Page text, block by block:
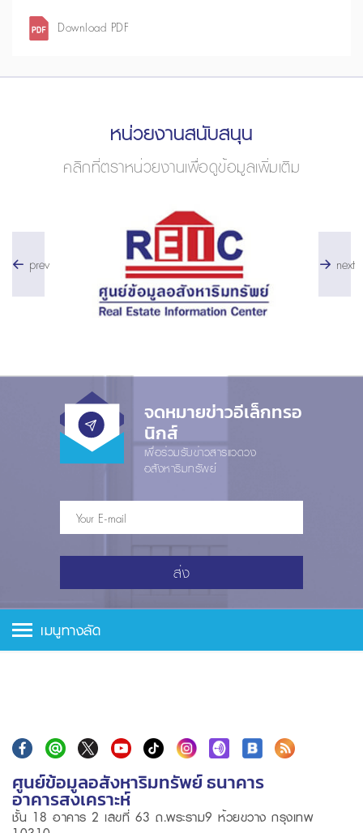
Download PDF
หน่วยงานสนับสนุน
คลิกที่ตราหน่วยงานเพื่อดูข้อมูลเพิ่มเติม
prev next
จดหมายข่าวอีเล็กทรอ
นิกส์
เพื่อร่วมรับข่าวสารแวดวง
อสังหาริมทรัพย์
ส่ง
เมนูทางลัด
ศูนย์ข้อมูลอสังหาริมทรัพย์ ธนาคาร
อาคารสงเคราะห์
ชั้น 18 อาคาร 2 เลขที่ 63 ถ.พระราม9 ห้วยขวาง กรุงเทพ